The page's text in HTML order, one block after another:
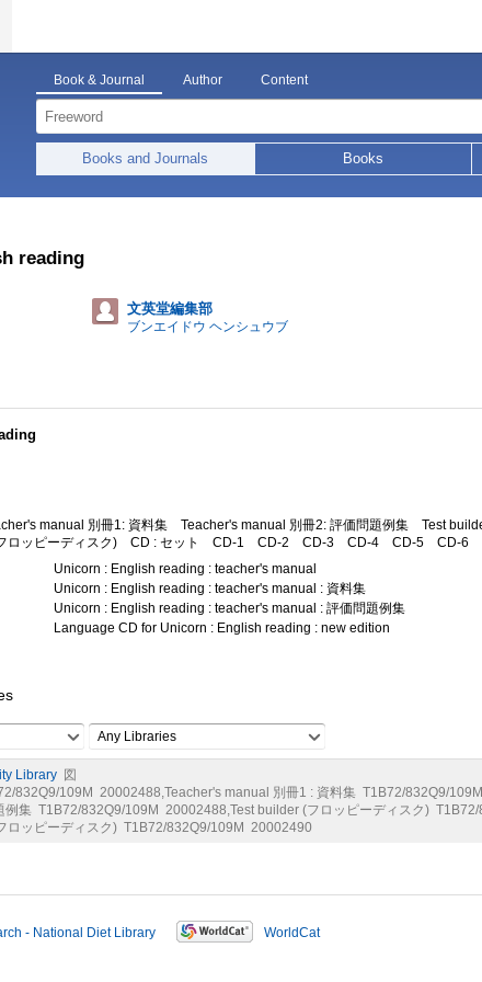
Book & Journal Author Content
Books and Journals Books
reading
文英堂編集部
ブンエイドウ ヘンシュウブ
manual 別冊1: 資料集 Teacher's manual 別冊2: 評価問題例集
Test
ロッピーディスク)
CD : セット CD-1 CD-2 CD-3 CD-4 CD-5
CD-6
Unicorn : English reading : teacher's manual
Unicorn : English reading : teacher's manual : 資料集
Unicorn : English reading : teacher's manual : 評価問題例集
Language CD for Unicorn : English reading : new edition
Any Libraries
Library 図
832Q9/109M 20002488 Teacher's manual 別冊1 : 資料集 T1B72/832Q9/109M
例集 T1B72/832Q9/109M 20002488 Test builder (フロッピーディスク) T1B72/
ロッピーディスク) T1B72/832Q9/109M 20002490
- National Diet Library WorldCat